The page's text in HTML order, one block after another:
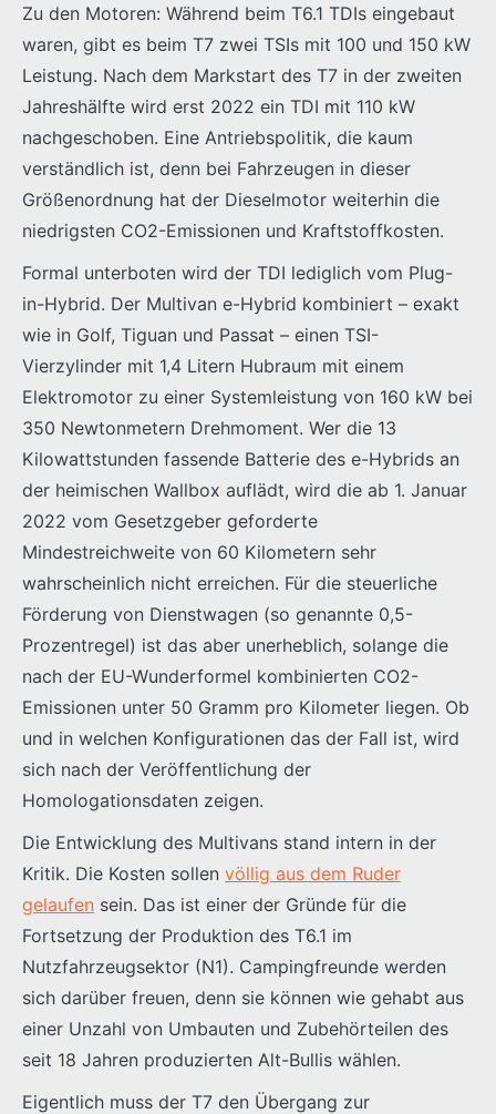
Zu den Motoren: Während beim T6.1 TDIs eingebaut
waren, gibt es beim T7 zwei TSIs mit 100 und 150 kW
Leistung. Nach dem Markstart des T7 in der zweiten
Jahreshälfte wird erst 2022 ein TDI mit 110 kW
nachgeschoben. Eine Antriebspolitik, die kaum
verständlich ist, denn bei Fahrzeugen in dieser
Größenordnung hat der Dieselmotor weiterhin die
niedrigsten CO2-Emissionen und Kraftstoffkosten.
Formal unterboten wird der TDI lediglich vom Plug-
in-Hybrid. Der Multivan e-Hybrid kombiniert – exakt
wie in Golf, Tiguan und Passat – einen TSI-
Vierzylinder mit 1,4 Litern Hubraum mit einem
Elektromotor zu einer Systemleistung von 160 kW bei
350 Newtonmetern Drehmoment. Wer die 13
Kilowattstunden fassende Batterie des e-Hybrids an
der heimischen Wallbox auflädt, wird die ab 1. Januar
2022 vom Gesetzgeber geforderte
Mindestreichweite von 60 Kilometern sehr
wahrscheinlich nicht erreichen. Für die steuerliche
Förderung von Dienstwagen (so genannte 0,5-
Prozentregel) ist das aber unerheblich, solange die
nach der EU-Wunderformel kombinierten CO2-
Emissionen unter 50 Gramm pro Kilometer liegen. Ob
und in welchen Konfigurationen das der Fall ist, wird
sich nach der Veröffentlichung der
Homologationsdaten zeigen.
Die Entwicklung des Multivans stand intern in der
Kritik. Die Kosten sollen völlig aus dem Ruder
gelaufen sein. Das ist einer der Gründe für die
Fortsetzung der Produktion des T6.1 im
Nutzfahrzeugsektor (N1). Campingfreunde werden
sich darüber freuen, denn sie können wie gehabt aus
einer Unzahl von Umbauten und Zubehörteilen des
seit 18 Jahren produzierten Alt-Bullis wählen.
Eigentlich muss der T7 den Übergang zur